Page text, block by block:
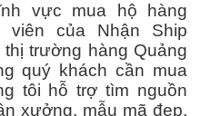
vực mua hộ hàng
viên của Nhận Ship
trường hàng Quảng
quý khách cần mua
tôi hỗ trợ tìm nguồn
xưởng, mẫu mã đẹp,